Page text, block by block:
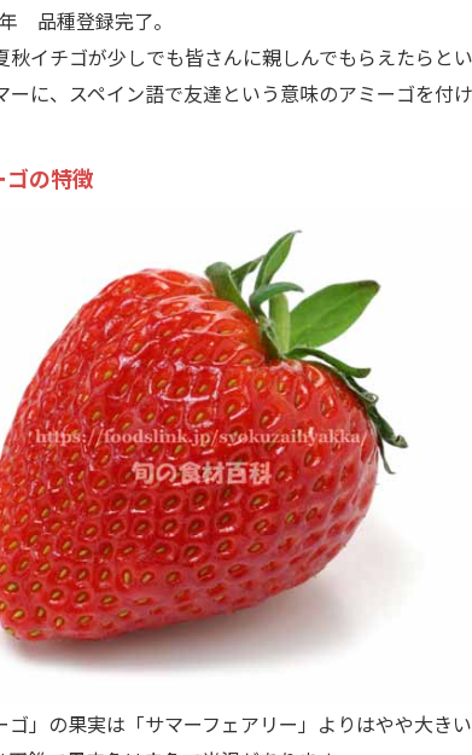
品種登録完了。
イチゴが少しでも皆さんに親しんでもらえたらと
ーに、スペイン語で友達という意味のアミーゴを付
の特徴
」の果実は「サマーフェアリー」よりはやや大き